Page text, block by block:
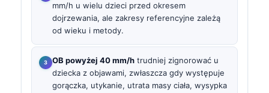
mm/h u wielu dzieci przed okresem
dojrzewania, ale zakresy referencyjne zależą
od wieku i metody.
OB powyżej 40 mm/h trudniej zignorować u
dziecka z objawami, zwłaszcza gdy występuje
gorączka, utykanie, utrata masy ciała, wysypka